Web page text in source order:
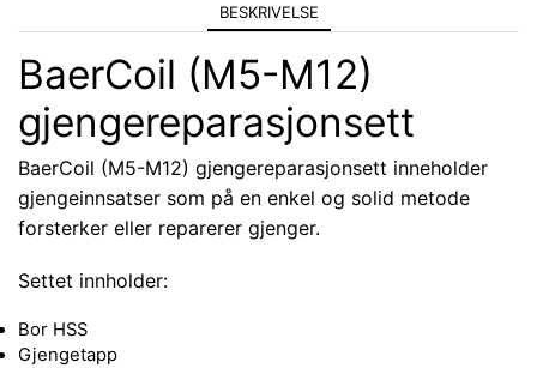
BESKRIVELSE
BaerCoil (M5-M12)
gjengereparasjonsett
BaerCoil (M5-M12) gjengereparasjonsett inneholder
gjengeinnsatser som på en enkel og solid metode
forsterker eller reparerer gjenger.
Settet innholder:
Bor HSS
Gjengetapp